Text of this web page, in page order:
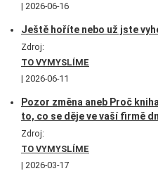
2026-06-16
Ještě hoříte nebo už jste
Zdroj:
TO VYMYSLÍME
2026-06-11
Pozor změna aneb Proč
to, co se děje ve vaší firmě
Zdroj:
TO VYMYSLÍME
2026-03-17